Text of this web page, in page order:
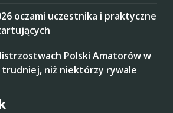
oczami uczestnika i praktyczne
Polski Amatorów w
trudniej, niż niektórzy rywale